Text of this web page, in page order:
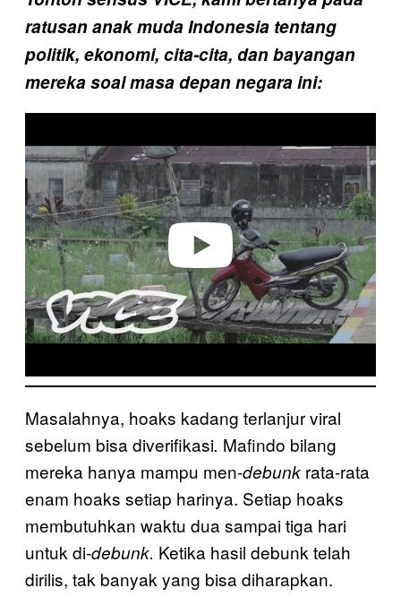
ratusan anak muda Indonesia tentang
politik, ekonomi, cita-cita, dan bayangan
mereka soal masa depan negara ini:
a
y
v
d
e
o
Masalahnya, hoaks kadang terlanjur viral
sebelum bisa diverifikasi. Mafindo bilang
mereka hanya mampu men-debunk rata-rata
enam hoaks setiap harinya. Setiap hoaks
membutuhkan waktu dua sampai tiga hari
untuk di-debunk. Ketika hasil debunk telah
dirilis, tak banyak yang bisa diharapkan.